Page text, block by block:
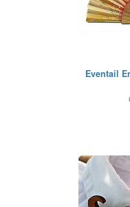
Eventail